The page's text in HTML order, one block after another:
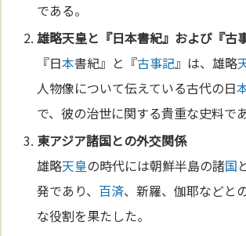
である。
雄略天皇と『日本書紀』および『古
『日本書紀』と『古事記』は、雄略
人物像について伝えている古代の日
で、彼の治世に関する貴重な史料であ
東アジア諸国との外交関係
雄略天皇の時代には朝鮮半島の諸国
発であり、 百済、新羅、伽耶などと
な役割を果たした。